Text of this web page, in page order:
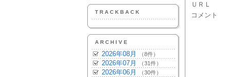
TRACKBACK
ARCHIVE
2026年08月 （8件）
2026年07月 （31件）
2026年06月 （30件）
ＵＲＬ
コメント